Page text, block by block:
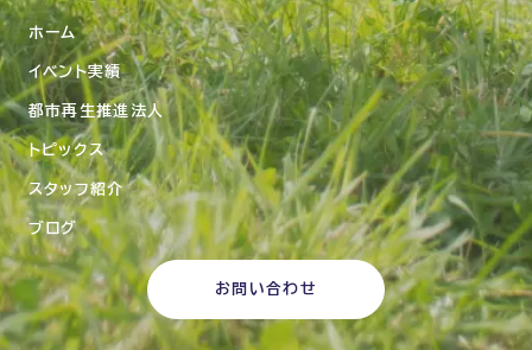
ホーム
イベント実績
都市再生推進法人
トピックス
スタッフ紹介
ブログ
お問い合わせ